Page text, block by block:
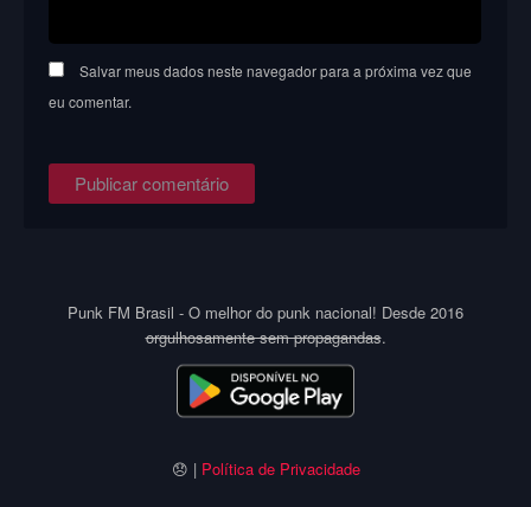
Salvar meus dados neste navegador para a próxima vez que
eu comentar.
Punk FM Brasil - O melhor do punk nacional! Desde 2016
orgulhosamente sem propagandas.
😞 | Política de Privacidade